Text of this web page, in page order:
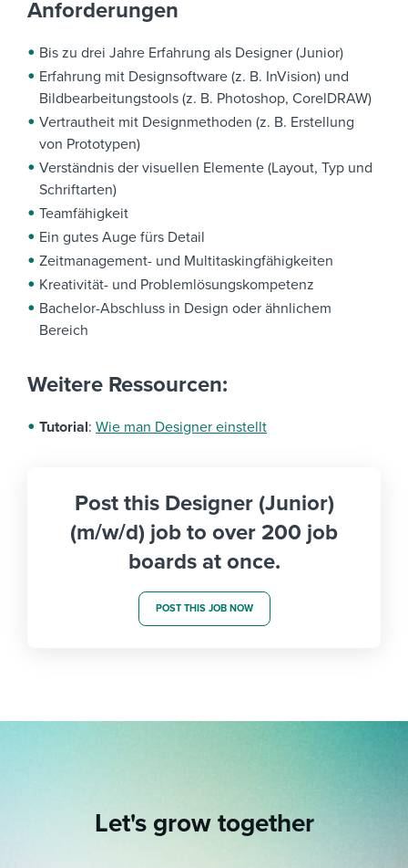
Anforderungen
Bis zu drei Jahre Erfahrung als Designer (Junior)
Erfahrung mit Designsoftware (z. B. InVision) und
Bildbearbeitungstools (z. B. Photoshop, CorelDRAW)
Vertrautheit mit Designmethoden (z. B. Erstellung
von Prototypen)
Verständnis der visuellen Elemente (Layout, Typ und
Schriftarten)
Teamfähigkeit
Ein gutes Auge fürs Detail
Zeitmanagement- und Multitaskingfähigkeiten
Kreativität- und Problemlösungskompetenz
Bachelor-Abschluss in Design oder ähnlichem
Bereich
Weitere Ressourcen:
Tutorial: Wie man Designer einstellt
Post this Designer (Junior)
(m/w/d) job to over 200 job
boards at once.
POST THIS JOB NOW
Let's grow together